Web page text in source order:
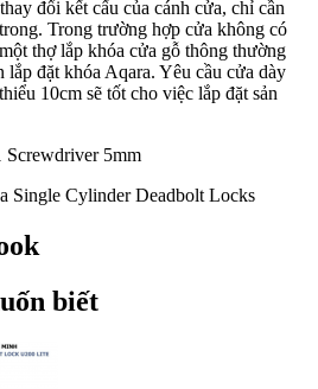
đổi kết cấu của cánh cửa, chỉ cần
Trong trường hợp cửa không có
thợ lắp khóa cửa gỗ thông thường
lắp đặt khóa Aqara. Yêu cầu cửa dày
10cm sẽ tốt cho việc lắp đặt sản
5mm
Single Cylinder Deadbolt Locks
biết